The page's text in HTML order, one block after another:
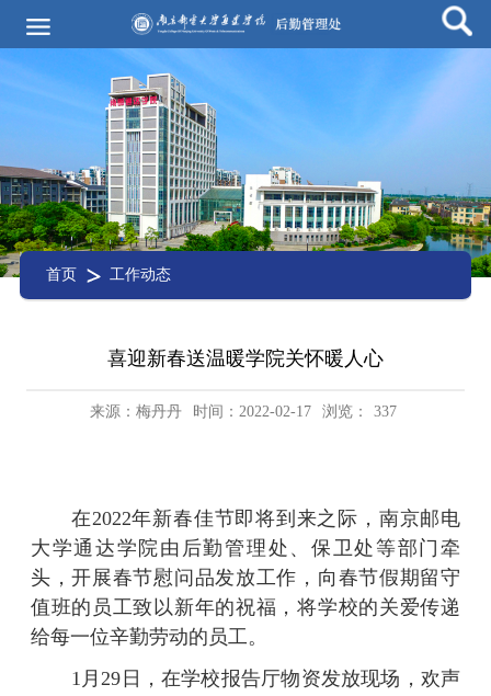
首页 工作动态
喜迎新春送温暖学院关怀暖人心
来源：梅丹丹 时间：2022-02-17 浏览： 337
在2022年新春佳节即将到来之际，南京邮电
大学通达学院由后勤管理处、保卫处等部门牵
头，开展春节慰问品发放工作，向春节假期留守
值班的 员工致以新年的祝福，将学校的关爱传递
给每一位辛勤劳动的 员工。
1月29日，在学校报告厅物资发放现场，欢声